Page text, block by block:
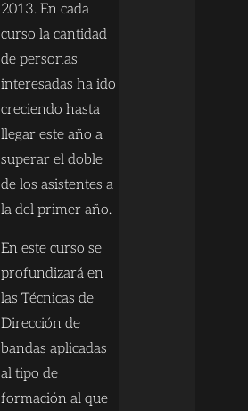
2013. En cada
curso la cantidad
de personas
interesadas ha ido
creciendo hasta
llegar este año a
superar el doble
de los asistentes a
la del primer año.
En este curso se
profundizará en
las Técnicas de
Dirección de
bandas aplicadas
al tipo de
formación al que